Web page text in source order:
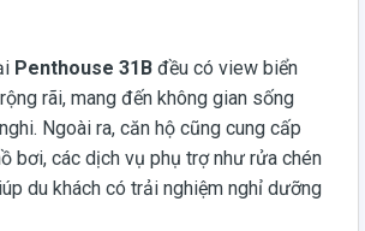
Penthouse 31B đều có view biển
rãi, mang đến không gian sống
Ngoài ra, căn hộ cũng cung cấp
bơi, các dịch vụ phụ trợ như rửa chén
du khách có trải nghiệm nghỉ dưỡng